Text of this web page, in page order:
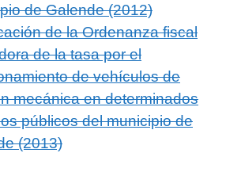
de Galende (2012)
de la Ordenanza fiscal
de la tasa por el
de vehículos de
mecánica en determinados
públicos del municipio de
(2013)